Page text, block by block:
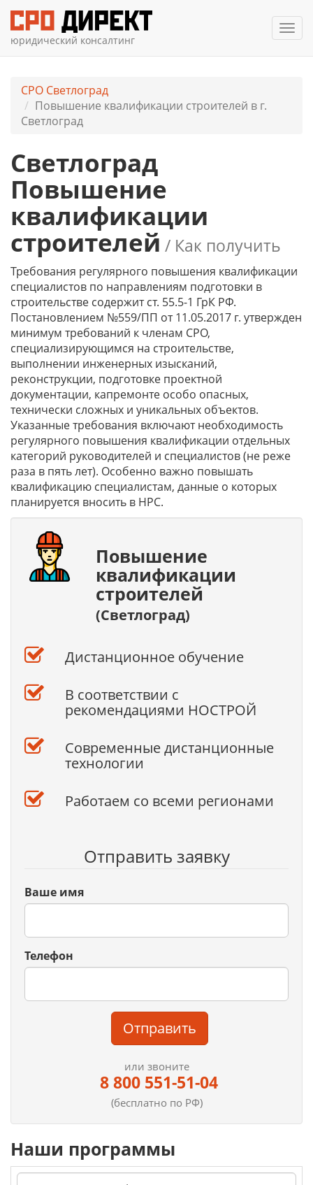
юридический консалтинг
СРО Светлоград
Повышение квалификации строителей в г.
Светлоград
Светлоград
Повышение
квалификации
строителей / Как получить
Требования регулярного повышения квалификации
специалистов по направлениям подготовки в
строительстве содержит ст. 55.5-1 ГрК РФ.
Постановлением №559/ПП от 11.05.2017 г. утвержден
минимум требований к членам СРО,
специализирующимся на строительстве,
выполнении инженерных изысканий,
реконструкции, подготовке проектной
документации, капремонте особо опасных,
технически сложных и уникальных объектов.
Указанные требования включают необходимость
регулярного повышения квалификации отдельных
категорий руководителей и специалистов (не реже
раза в пять лет). Особенно важно повышать
квалификацию специалистам, данные о которых
планируется вносить в НРС.
Повышение
квалификации
строителей
(Светлоград)
Дистанционное обучение
В соответствии с
рекомендациями НОСТРОЙ
Современные дистанционные
технологии
Работаем со всеми регионами
Отправить заявку
Ваше имя
Телефон
Отправить
или звоните
8 800 551-51-04
(бесплатно по РФ)
Наши программы